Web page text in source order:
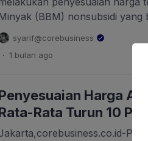
(BBM) nonsubsidi yang
2026 pukul 00.00 WIB. Vice
Communication Pertamina
mengatakan, penyesuaian
mengacu pada
pertimbangan aspek […]
syarif@corebusiness
. 1 bulan ago
Harga
Rata Turun 10
PT